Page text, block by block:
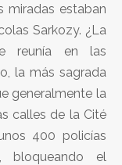
miradas estaban
Sarkozy. ¿La
reunía en las
la más sagrada
generalmente la
calles de la Cité
400 policías
bloqueando el